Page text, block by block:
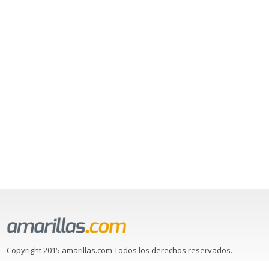
Copyright 2015 amarillas.com Todos los derechos reservados.